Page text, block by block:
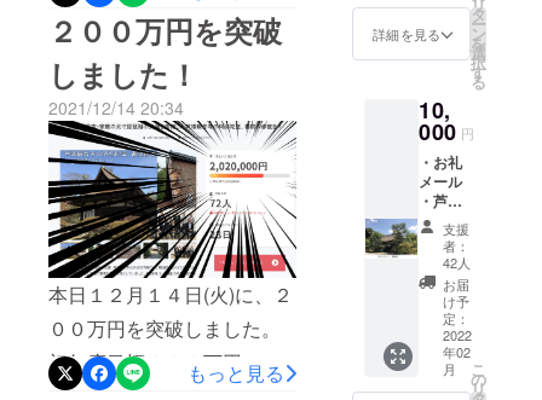
いたします。繰り返しにな
りますが、皆さま、本当に
ありがとうございました。
なりました。令和4年1月2日
23時現在、目標額300万円
に対し105人の方から261万
円のご支援をいただきまし
た。ただし、決して安心で
きる状況ではありません。
残り9日、目標額を達成でき
ますよう、ご協力とご支援
をお願いいたします。
２００万円を突破
しました！
2021/12/14 20:34
本日１２月１４日(火)に、２
００万円を突破しました。
初年度目標３００万円の約
もっと見る
欄に記
載する
ご希望
入して
くださ
い。記
載不要
の場合
は”記載
不要”と
記入し
てくだ
さ
い。）
・ポス
トカー
ド3枚 ※
デザイ
詳細を見る
リ
タ
ー
ン
を
選
択
す
る
10,
000 円
・お礼
メール
・芦浦
観音寺
ホーム
ページ
にお名
前記載
（※ご支
援時
に、必
ず備考
欄に記
支援
者：
42人
お届
け予
定：
2022
年02
月
こ
の
リ